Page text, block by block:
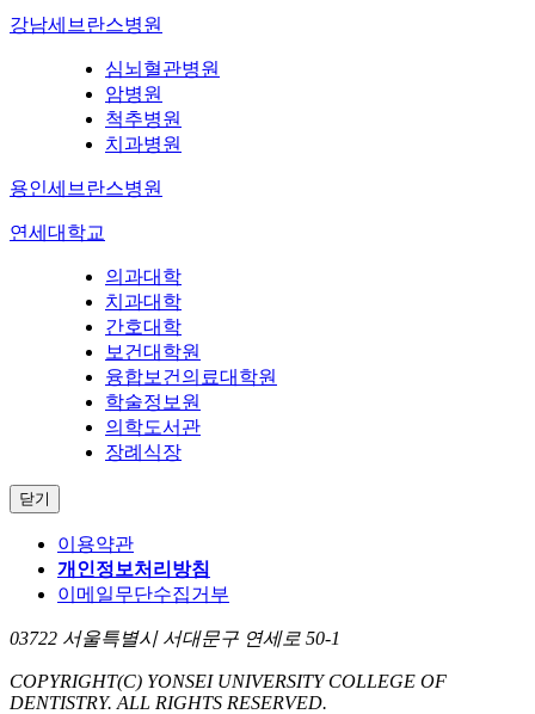
강남세브란스병원
심뇌혈관병원
암병원
척추병원
치과병원
용인세브란스병원
연세대학교
의과대학
치과대학
간호대학
보건대학원
융합보건의료대학원
학술정보원
의학도서관
장례식장
닫기
이용약관
개인정보처리방침
이메일무단수집거부
03722 서울특별시 서대문구 연세로 50-1
COPYRIGHT(C) YONSEI UNIVERSITY COLLEGE OF
DENTISTRY. ALL RIGHTS RESERVED.